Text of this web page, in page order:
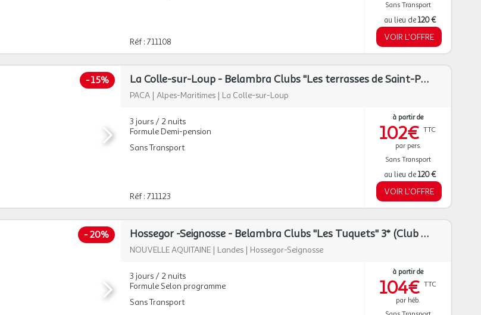
Réf : 711108
Sans Transport
au lieu de120 €
VOIR L'OFFRE
-15% La Colle-sur-Loup - Belambra Clubs "Les terrasses de Saint-Paul de Vence" 3* (Club en demi-pension ou pension complète)
PACA | Alpes-Maritimes | La Colle-sur-Loup
3 jours / 2 nuits
Formule Demi-pension
Sans Transport
Réf : 711123
à partir de
102€ TTC
par pers.
Sans Transport
au lieu de120 €
VOIR L'OFFRE
- 20% Hossegor -Seignosse - Belambra Clubs "Les Tuquets" 3* (Club en location)
NOUVELLE AQUITAINE | Landes | Hossegor-Seignosse
3 jours / 2 nuits
Formule Selon programme
Sans Transport
à partir de
104€ TTC
par héb.